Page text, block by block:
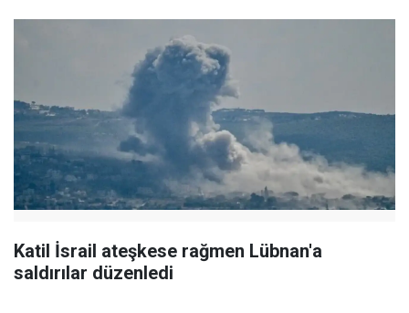
Katil İsrail ateşkese rağmen Lübnan'a
saldırılar düzenledi